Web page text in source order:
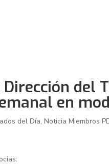
del
en
del Día,Noticia Miembros